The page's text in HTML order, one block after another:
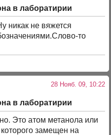
в лаборатирии
никак не вяжется
то
28 Нояб. 09, 10:22
в лаборатирии
Это атом метанола или
замещен на